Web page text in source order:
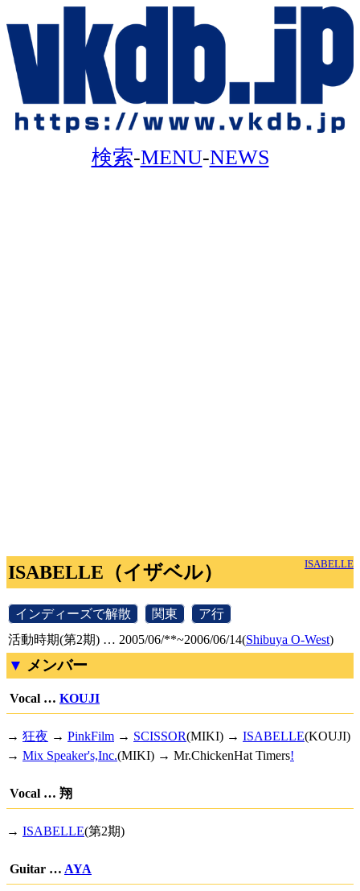
検索-MENU-NEWS
ISABELLE
ISABELLE（イザベル）
インディーズで解散 関東 ア行
活動時期(第2期) … 2005/06/**~2006/06/14(Shibuya O-West)
メンバー
Vocal … KOUJI
→ 狂夜 → PinkFilm → SCISSOR(MIKI) → ISABELLE(KOUJI)
→ Mix Speaker's,Inc.(MIKI) → Mr.ChickenHat Timers!
Vocal … 翔
→ ISABELLE(第2期)
Guitar … AYA